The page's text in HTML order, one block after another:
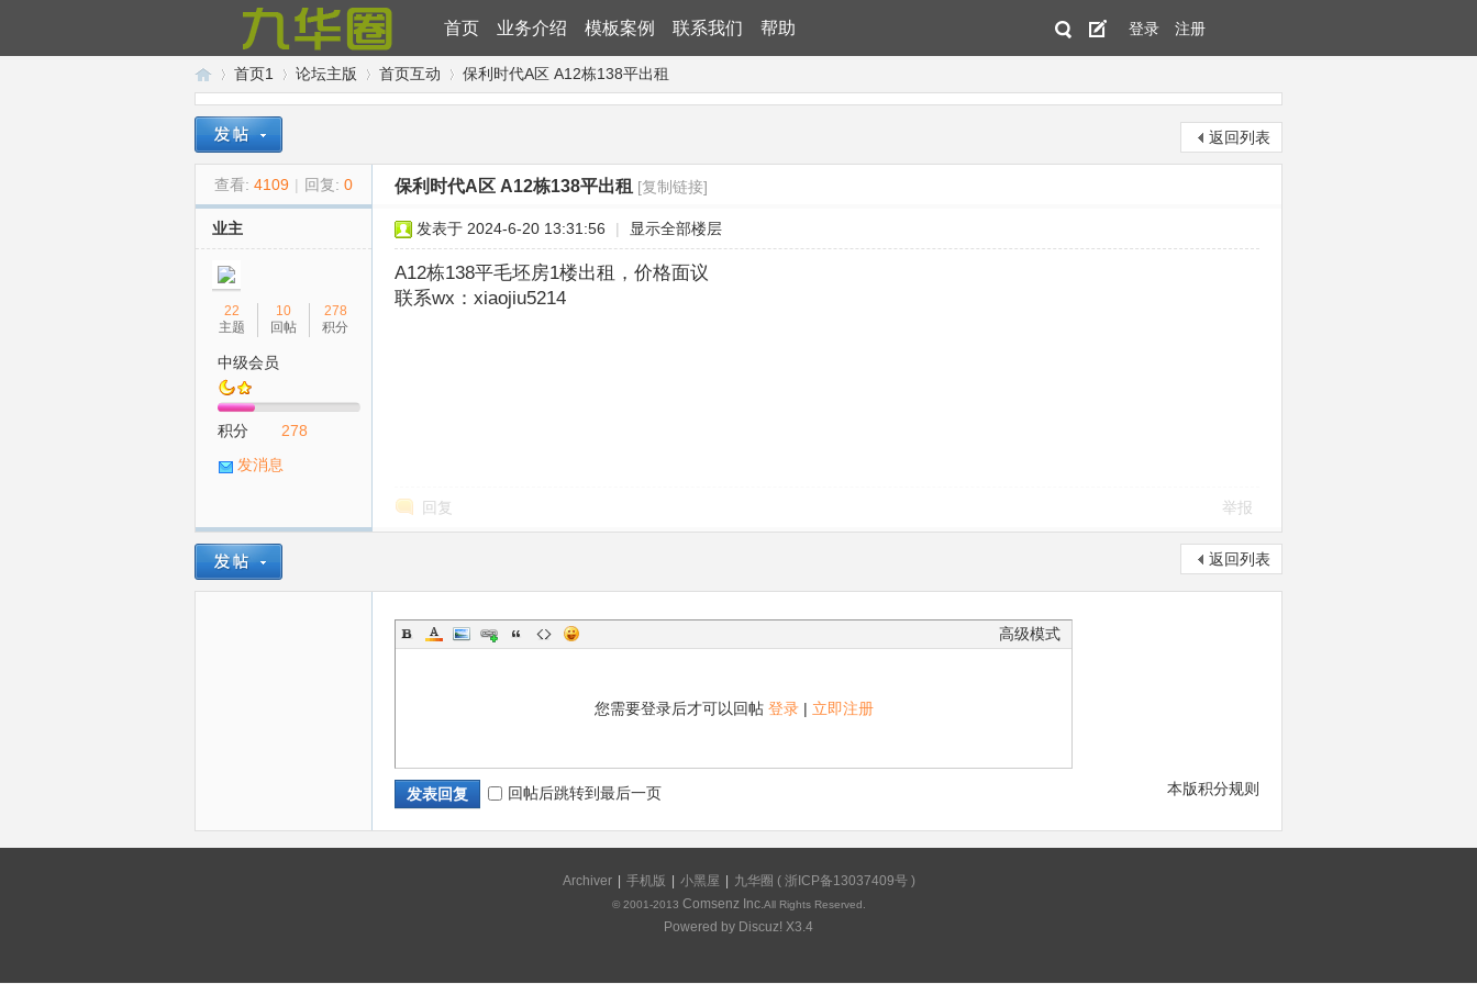
首页 业务介绍 模板案例 联系我们 帮助 登录 注册
九»
首页1
›
论坛主版
›
首页互动
›
保利时代A区 A12栋138平出租
返回列表
查看: 4109 | 回复: 0 保利时代A区 A12栋138平出租 [复制链接]
业主
22
主题
10
回帖
278
积分
中级会员
积分
278
发消息
发表于 2024-6-20 13:31:56 | 显示全部楼层
A12栋138平毛坯房1楼出租，价格面议
联系wx：xiaojiu5214
回复 举报
返回列表
高级模式
您需要登录后才可以回帖 登录| 立即注册
本版积分规则
发表回复 回帖后跳转到最后一页
Archiver 手机版 小黑屋 九华圈 ( 浙ICP备13037409号)
© 2001-2013 Comsenz Inc.All Rights Reserved.
Powered by Discuz! X3.4